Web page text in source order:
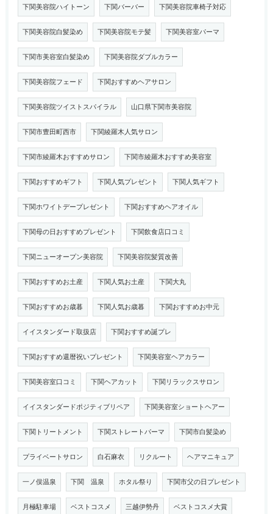
下関美容院ハイトーン 下関バーバー 下関美容院車椅子対応
下関美容院白髪染め 下関美容院モテ髪 下関美容室パーマ
下関市美容室白髪染め 下関美容院ダブルカラー
下関美容院フェード 下関おすすめヘアサロン
下関美容院ツイストスパイラル 山口県下関市美容院
下関市豊田町西市 下関綾羅木人気サロン
下関市綾羅木おすすめサロン 下関市綾羅木おすすめ美容室
下関おすすめギフト 下関人気プレゼント 下関人気ギフト
下関ホワイトデープレゼント 下関おすすめヘアオイル
下関母の日おすすめプレゼント 下関飲食店口コミ
下関ニューオープン美容院 下関美容院髪質改善
下関おすすめお土産 下関人気お土産 下関大丸
下関おすすめお歳暮 下関人気お歳暮 下関おすすめお中元
イイスタンダード取扱店 下関おすすめ誕プレ
下関おすすめ還暦祝いプレゼント 下関美容室ヘアカラー
下関美容室口コミ 下関ヘアカット 下関リラックスサロン
イイスタンダードポジティブリペア 下関美容室ショートヘアー
下関トリートメント 下関ストレートパーマ 下関市白髪染め
プライベートサロン 白石麻衣 リクルート ヘアマニキュア
一ノ俣温泉 下関 温泉 ホタル祭り 下関市父の日プレゼント
月極駐車場 ベストコスメ 三越伊勢丹 ベストコスメ大賞